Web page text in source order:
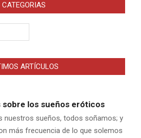
CATEGORIAS
ARTÍCULOS
sobre los sueños eróticos
nuestros sueños, todos soñamos; y
más frecuencia de lo que solemos